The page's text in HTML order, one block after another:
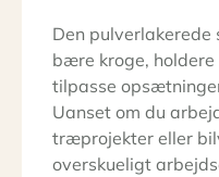
Den
bære kroge,
tilpasse
Uanset om du
træprojekter eller
overskueligt